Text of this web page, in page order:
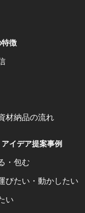
徴
材納品の流れ
イデア提案事例
・包む
びたい・動かしたい
い